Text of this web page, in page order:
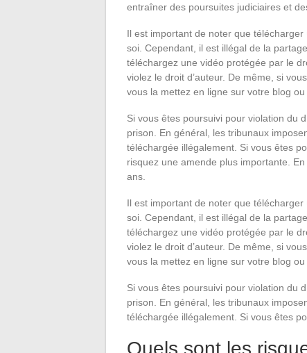
entraîner des poursuites judiciaires et
Il est important de noter que télécharger
soi. Cependant, il est illégal de la
téléchargez une vidéo protégée par le
violez le droit d’auteur. De même, si
vous la mettez en ligne sur votre blog
Si vous êtes poursuivi pour violation du
prison. En général, les tribunaux
téléchargée illégalement. Si vous êtes
risquez une amende plus importante.
ans.
Il est important de noter que télécharger
soi. Cependant, il est illégal de la
téléchargez une vidéo protégée par le
violez le droit d’auteur. De même, si
vous la mettez en ligne sur votre blog
Si vous êtes poursuivi pour violation du
prison. En général, les tribunaux
téléchargée illégalement. Si vous êtes
Quels sont les